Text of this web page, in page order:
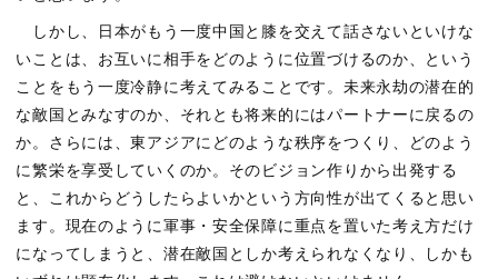
しかし、日本がもう一度中国と膝を交えて話さないといけな
いことは、お互いに相手をどのように位置づけるのか、という
ことをもう一度冷静に考えてみることです。未来永劫の潜在的
な敵国とみなすのか、それとも将来的にはパートナーに戻るの
か。さらには、東アジアにどのような秩序をつくり、どのよう
に繁栄を享受していくのか。そのビジョン作りから出発する
と、これからどうしたらよいかという方向性が出てくると思い
ます。現在のように軍事・安全保障に重点を置いた考え方だけ
になってしまうと、潜在敵国としか考えられなくなり、しかも